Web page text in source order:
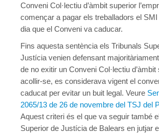
Conveni Col·lectiu d’àmbit superior
començar a pagar els treballadors el
dia que el Conveni va caducar.
Fins aquesta sentència els Tribunals
Justícia venien defensant
de no exitir un Conveni Col·lectiu
acollir-se, es considerava vigent el
caducat per evitar un buit legal. Veure
2065/13 de 26 de novembre del TSJ del
Aquest criteri és el que va seguir també
Superior de Justícia de Balears en jutjar